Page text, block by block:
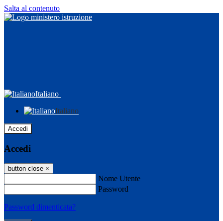
Salta al contenuto
Italiano
Italiano
Accedi
Accedi
button close ×
Nome Utente
Password
Password dimenticata?